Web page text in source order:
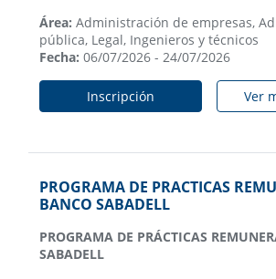
Área: Administración de empresas,
pública, Legal, Ingenieros y técnicos
Fecha: 06/07/2026 - 24/07/2026
Inscripción Ver
PROGRAMA DE PRACTICAS
BANCO SABADELL
PROGRAMA DE PRÁCTICAS
SABADELL